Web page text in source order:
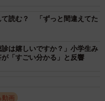
読む？ 「ずっと間違えてた
診は嬉しいですか？」小学生み
「すごい分かる」と反響
動画